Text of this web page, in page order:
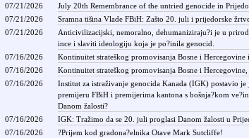
07/21/2026
July 20th Remembrance of the untried genocide in
07/21/2026
Sramna tišina Vlade FBiH: Zašto 20. juli i prijedorske
07/21/2026
Anticivilizacijski, nemoralno, dehumaniziraju?i je u
ince i slaviti ideologiju koja je po?inila genocid.
07/16/2026
Kontinuitet strateškog promovisanja Bosne i Hercegovine
07/16/2026
Kontinuitet strateškog promovisanja Bosne i
07/16/2026
Institut za istraživanje genocida Kanada (IGK) postavio
premijeru FBiH i premijerima kantona s bošnja?kom
Danom žalosti?
07/16/2026
IGK: Tražimo da se 20. juli proglasi Danom žalosti u
07/16/2026
?Prijem kod gradona?elnika Otave Mark Sutcliffe!